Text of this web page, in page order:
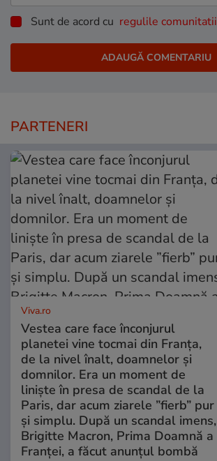
Sunt de acord cu regulile comunitatii
PARTENERI
Viva.ro
Vestea care face înconjurul
planetei vine tocmai din Franța,
de la nivel înalt, doamnelor și
domnilor. Era un moment de
liniște în presa de scandal de la
Paris, dar acum ziarele ”fierb” pur
și simplu. După un scandal imens,
Brigitte Macron, Prima Doamnă a
Franței, a făcut anunțul bombă